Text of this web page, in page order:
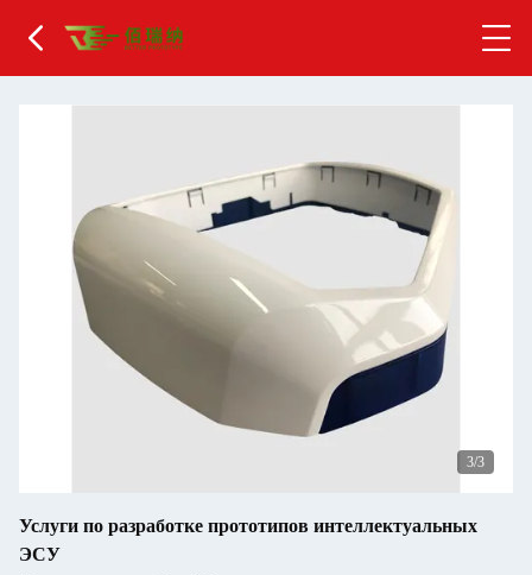
1/3
Услуги по разработке прототипов интеллектуальных
ЭСУ